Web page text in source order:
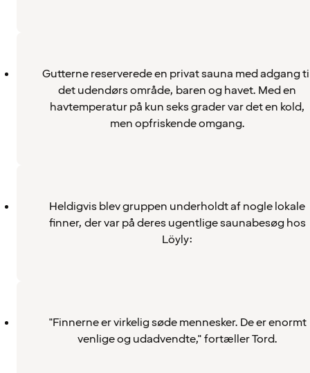
Gutterne reserverede en privat sauna med adgang
det udendørs område, baren og havet. Med en
havtemperatur på kun seks grader var det en kold,
men opfriskende omgang.
Heldigvis blev gruppen underholdt af nogle lokale
finner, der var på deres ugentlige saunabesøg hos
Löyly:
"Finnerne er virkelig søde mennesker. De er enormt
venlige og udadvendte," fortæller Tord.